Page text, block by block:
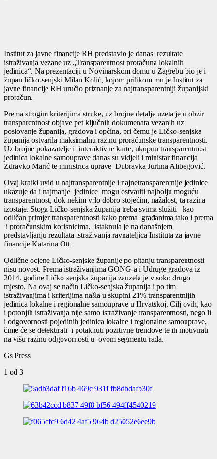
Institut za javne financije RH predstavio je danas rezultate
istraživanja vezane uz „Transparentnost proračuna lokalnih
jedinica“. Na prezentaciji u Novinarskom domu u Zagrebu bio je i
župan ličko-senjski Milan Kolić, kojom prilikom mu je Institut za
javne financije RH uručio priznanje za najtransparentniji županijski
proračun.
Prema strogim kriterijima struke, uz brojne detalje uzeta je u obzir
transparentnost objave pet ključnih dokumenata vezanih uz
poslovanje županija, gradova i općina, pri čemu je Ličko-senjska
županija ostvarila maksimalnu razinu proračunske transparentnosti.
Uz brojne pokazatelje i interaktivne karte, ukupnu transparentnost
jedinica lokalne samouprave danas su vidjeli i ministar financija
Zdravko Marić te ministrica uprave Dubravka Jurlina Alibegović.
Ovaj kratki uvid u najtransparentnije i najnetransparentnije jedinice
ukazuje da i najmanje jedinice mogu ostvariti najbolju moguću
transparentnost, dok nekim vrlo dobro stojećim, nažalost, ta razina
izostaje. Stoga Ličko-senjska županija treba svima služiti kao
odličan primjer transparentnosti kako prema građanima tako i prema
i proračunskim korisnicima, istaknula je na današnjem
predstavljanju rezultata istraživanja ravnateljica Instituta za javne
financije Katarina Ott.
Odlične ocjene Ličko-senjske županije po pitanju transparentnosti
nisu novost. Prema istraživanjima GONG-a i Udruge gradova iz
2014. godine Ličko-senjska županija zauzela je visoko drugo
mjesto. Na ovaj se način Ličko-senjska županija i po tim
istraživanjima i kriterijima našla u skupini 21% transparentnijih
jedinica lokalne i regionalne samouprave u Hrvatskoj. Cilj ovih, kao
i potonjih istraživanja nije samo istraživanje transparentnosti, nego li
i odgovornosti pojedinih jedinica lokalne i regionalne samouprave,
čime će se detektirati i potaknuti pozitivne trendove te ih motivirati
na višu razinu odgovornosti u ovom segmentu rada.
Gs Press
1 od 3